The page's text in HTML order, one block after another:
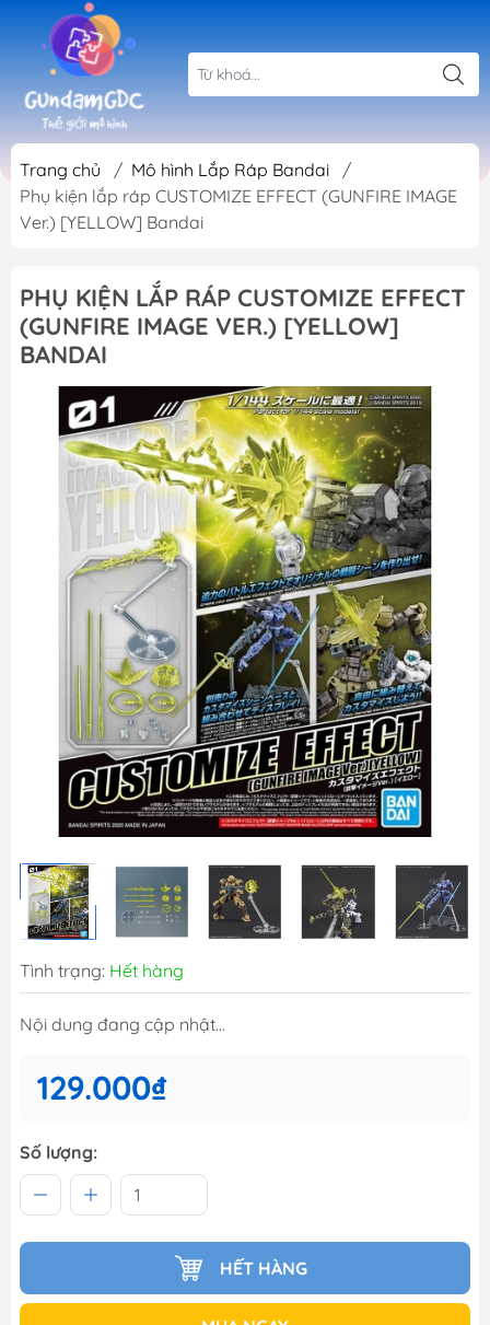
Trang chủ / Mô hình Lắp Ráp Bandai
/
Phụ kiện lắp ráp CUSTOMIZE EFFECT (GUNFIRE IMAGE
Ver.) [YELLOW] Bandai
PHỤ KIỆN LẮP RÁP CUSTOMIZE EFFECT
(GUNFIRE IMAGE VER.) [YELLOW]
BANDAI
Tình trạng: Hết hàng
Nội dung đang cập nhật...
129.000₫
Số lượng:
HẾT HÀNG